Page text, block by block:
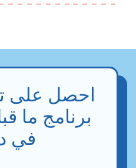
تسجيل طفلك في مرحلة ما قبل المدرسة...
احصل على
برنامج ما
في